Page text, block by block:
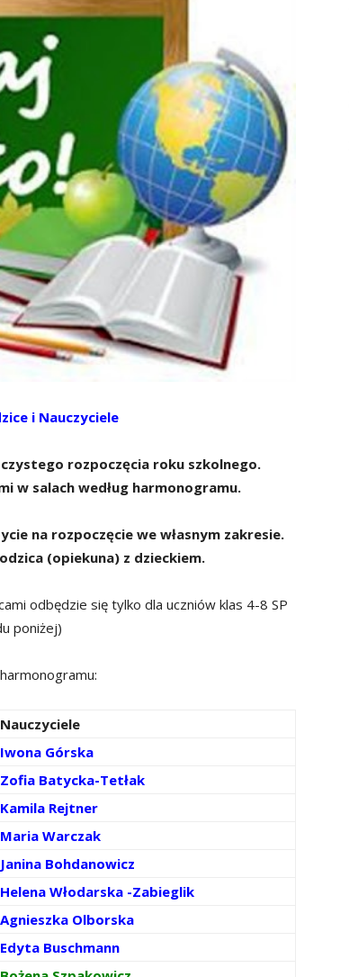
i Nauczyciele
rozpoczęcia roku szkolnego.
w salach według harmonogramu.
na rozpoczęcie we własnym zakresie.
(opiekuna) z dzieckiem.
odbędzie się tylko dla uczniów klas 4-8 SP
poniżej)
Nauczyciele
Iwona Górska
Zofia Batycka-Tetłak
Kamila Rejtner
Maria Warczak
Janina Bohdanowicz
Helena Włodarska -Zabieglik
Agnieszka Olborska
Edyta Buschmann